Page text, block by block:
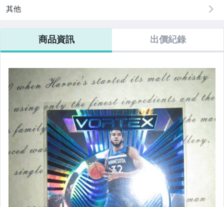
其他
商品資訊 出價紀錄